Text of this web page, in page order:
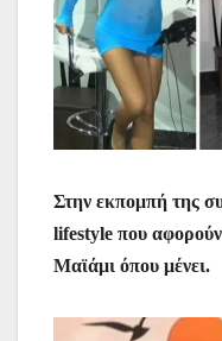
Στην εκπομπή της
lifestyle που
Μαϊάμι όπου μένει.